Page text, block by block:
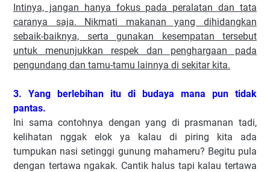
Intinya, jangan hanya fokus pada peralatan dan tata
caranya saja. Nikmati makanan yang dihidangkan
sebaik-baiknya, serta gunakan kesempatan tersebut
untuk menunjukkan respek dan penghargaan pada
pengundang dan tamu-tamu lainnya di sekitar kita.
3. Yang berlebihan itu di budaya mana pun tidak
pantas.
Ini sama contohnya dengan yang di prasmanan tadi,
kelihatan nggak elok ya kalau di piring kita ada
tumpukan nasi setinggi gunung mahameru? Begitu pula
dengan tertawa ngakak. Cantik halus tapi kalau tertawa